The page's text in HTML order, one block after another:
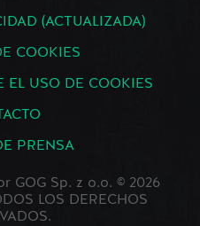
(ACTUALIZADA)
COOKIES
EL USO DE COOKIES
PRENSA
GOG Sp. z o.o. © 2026
LOS DERECHOS